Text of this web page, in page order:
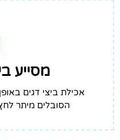
מסייע
אכילת ביצי דגים
הסובלים מיתר